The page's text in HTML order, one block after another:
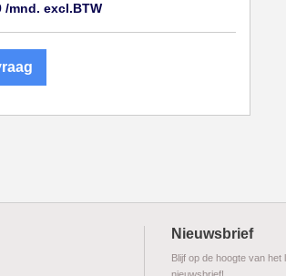
/mnd. excl.BTW
Nieuwsbrief
Blijf op de hoogte van